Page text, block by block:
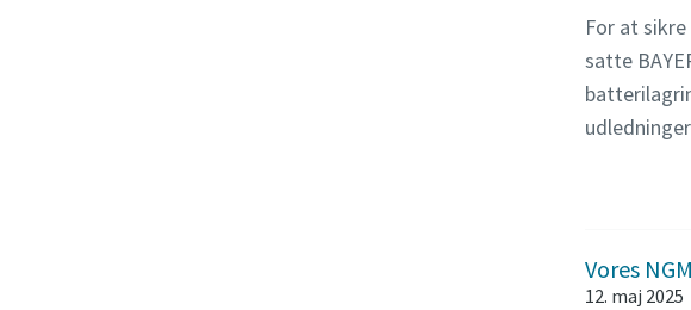
For at
satte
Vores
12. maj 2025